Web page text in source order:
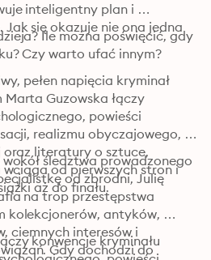
inteligentny plan i
się okazuje nie ona jedna
Ile można poświęcić, gdy
Czy warto ufać innym?
pełen napięcia kryminał
Marta Guzowska łączy
powieści
realizmu obyczajowego,
literatury o sztuce,
od pierwszych stron i
aż do finału.
śledztwa prowadzonego
od zbrodni, Julię
na trop przestępstwa
kolekcjonerów, antyków,
ciemnych interesów i
Gdy dochodzi do
konwencje kryminału